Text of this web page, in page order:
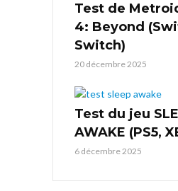
Test de
4: Beyond
Switch)
20 décembre 2025
Test du jeu
AWAKE (PS5,
6 décembre 2025